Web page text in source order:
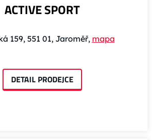
ACTIVE SPORT
159, 551 01, Jaroměř, mapa
DETAIL PRODEJCE